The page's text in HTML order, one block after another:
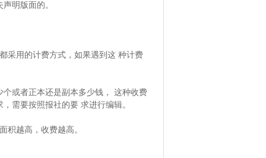
明版面的。
采用的计费方式，如果遇到这 种计费
或者正本还是副本多少钱， 这种收费
需要按照报社的要 求进行编辑。
积越高，收费越高。